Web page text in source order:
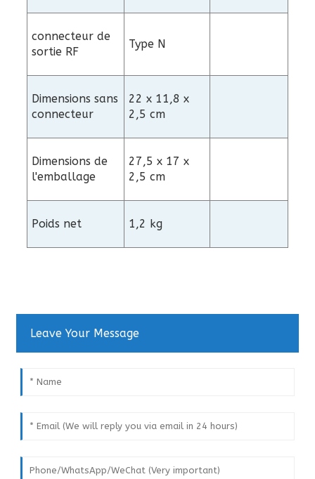
connecteur de
sortie RF
Type N
Dimensions sans
connecteur
22 x 11,8 x
2,5 cm
Dimensions de
l'emballage
27,5 x 17 x
2,5 cm
Poids net 1,2 kg
Leave Your Message